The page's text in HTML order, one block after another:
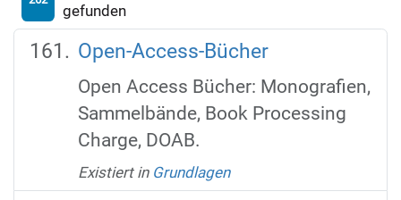
gefunden
Open-Access-Bücher
Open Access Bücher: Monografien,
Sammelbände, Book Processing
Charge, DOAB.
Existiert in Grundlagen